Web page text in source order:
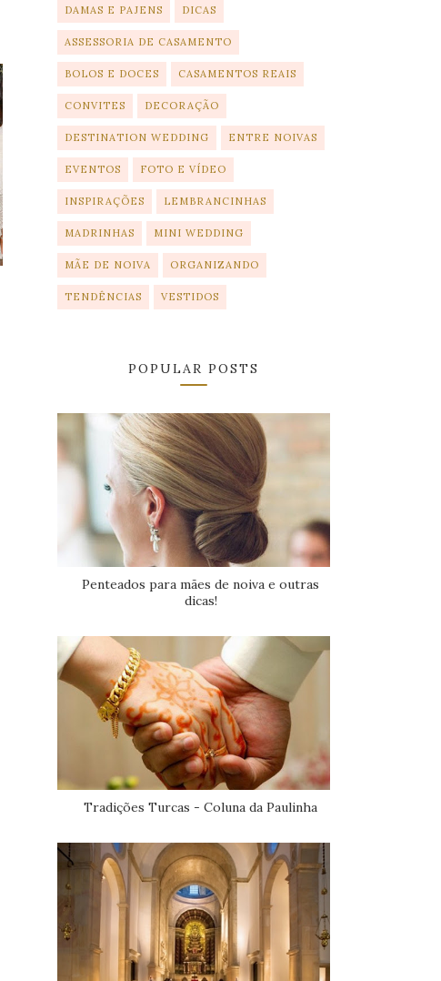
DAMAS E PAJENS DICAS
ASSESSORIA DE CASAMENTO
BOLOS E DOCES CASAMENTOS REAIS
CONVITES DECORAÇÃO
DESTINATION WEDDING ENTRE NOIVAS
EVENTOS FOTO E VÍDEO
INSPIRAÇÕES LEMBRANCINHAS
MADRINHAS MINI WEDDING
MÃE DE NOIVA ORGANIZANDO
TENDÊNCIAS VESTIDOS
POPULAR POSTS
Penteados para mães de noiva e outras
dicas!
Tradições Turcas - Coluna da Paulinha